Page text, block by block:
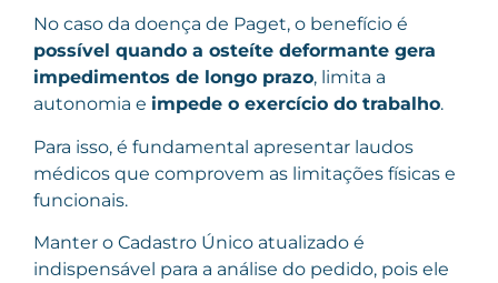
No caso da doença de Paget, o benefício é
possível quando a osteíte deformante gera
impedimentos de longo prazo, limita a
autonomia e impede o exercício do trabalho.
Para isso, é fundamental apresentar laudos
médicos que comprovem as limitações físicas e
funcionais.
Manter o Cadastro Único atualizado é
indispensável para a análise do pedido, pois ele